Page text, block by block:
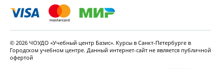
© 2026 ЧОУДО «Учебный центр Базис». Курсы в Санкт-Петербурге в
Городском учебном центре. Данный интернет-сайт не является публичной
офертой